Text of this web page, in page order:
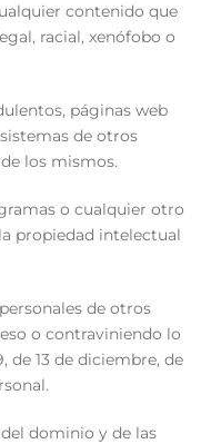
contenido que
racial, xenófobo o
páginas web
de otros
los mismos.
o cualquier otro
propiedad intelectual
de otros
o contraviniendo lo
de 13 de diciembre, de
dominio y de las